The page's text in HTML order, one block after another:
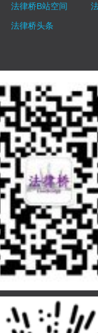
法律桥B站空间
法律桥头条